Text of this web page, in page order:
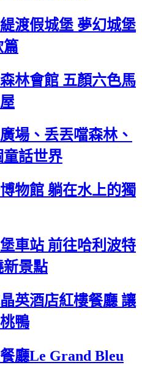
渡假城堡 夢幻城堡
篇
林會館 五顏六色馬
場、丢丟噹森林、
童話世界
物館 躺在水上的獨
車站 前往哈利波特
新景點
英酒店紅樓餐廳 讓
鴨
廳Le Grand Bleu